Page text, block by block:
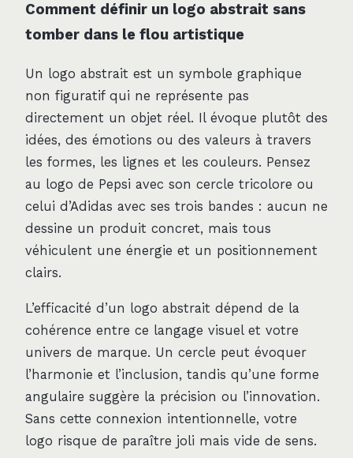
Comment définir un logo abstrait sans
tomber dans le flou artistique
Un logo abstrait est un symbole graphique
non figuratif qui ne représente pas
directement un objet réel. Il évoque plutôt des
idées, des émotions ou des valeurs à travers
les formes, les lignes et les couleurs. Pensez
au logo de Pepsi avec son cercle tricolore ou
celui d’Adidas avec ses trois bandes : aucun ne
dessine un produit concret, mais tous
véhiculent une énergie et un positionnement
clairs.
L’efficacité d’un logo abstrait dépend de la
cohérence entre ce langage visuel et votre
univers de marque. Un cercle peut évoquer
l’harmonie et l’inclusion, tandis qu’une forme
angulaire suggère la précision ou l’innovation.
Sans cette connexion intentionnelle, votre
logo risque de paraître joli mais vide de sens.